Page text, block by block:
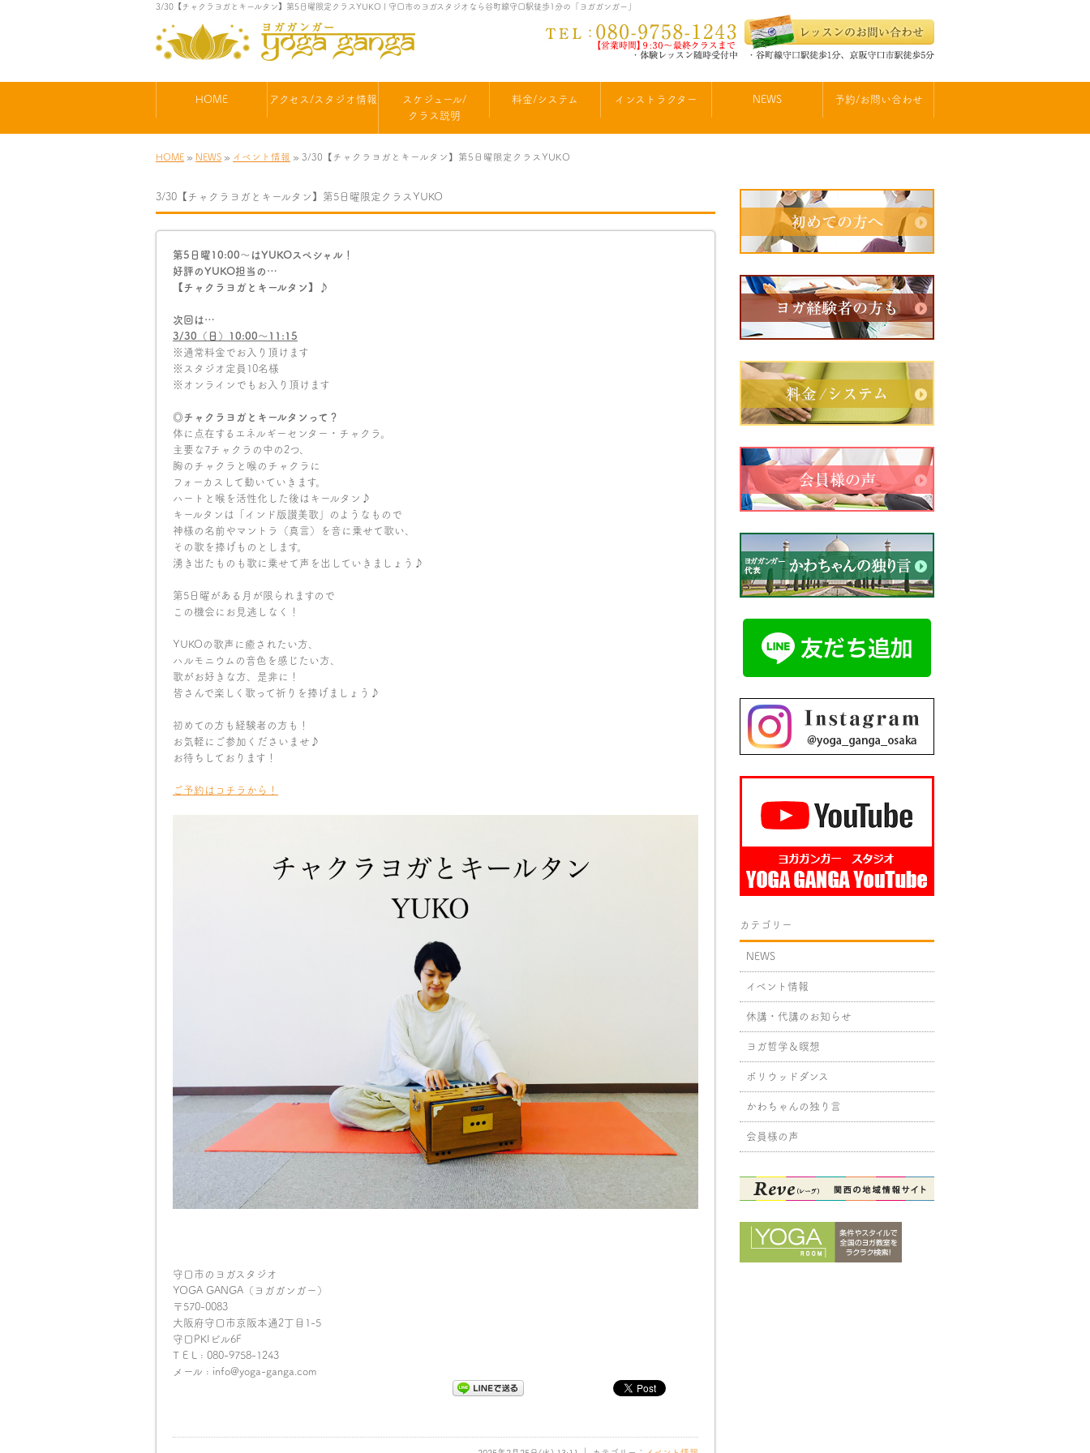
3/30【チャクラヨガとキールタン】第5日曜限定クラスYUKO | 守口市のヨガスタジオなら谷町線守口駅徒歩1分の「ヨガガンガー」
HOME アクセス/スタジオ情報
スケジュール/
クラス説明
料金/システム インストラクター NEWS 予約/お問い合わせ
HOME » NEWS » イベント情報 » 3/30【チャクラヨガとキールタン】第5日曜限定クラスYUKO
3/30【チャクラヨガとキールタン】第5日曜限定クラスYUKO
第5日曜10:00〜はYUKOスペシャル！
好評のYUKO担当の…
【チャクラヨガとキールタン】♪
次回は…
3/30 （日） 10:00〜 11:15
※通常料金でお入り頂けます
※スタジオ定員10名様
※オンラインでもお入り頂けます
◎チャクラヨガとキールタンって？
体に点在するエネルギーセンター・チャクラ。
主要な7チャクラの中の2つ、
胸のチャクラと喉のチャクラに
フォーカスして動いていきます。
ハートと喉を活性化した後はキールタン♪
キールタンは「インド版讃美歌」のようなもので
神様の名前やマントラ（真言）を音に乗せて歌い、
その歌を捧げものとします。
湧き出たものも歌に乗せて声を出していきましょう♪
第5日曜がある月が限られますので
この機会にお見逃しなく！
YUKOの歌声に癒されたい方、
ハルモニウムの音色を感じたい方、
歌がお好きな方、是非に！
皆さんで楽しく歌って祈りを捧げましょう♪
初めての方も経験者の方も！
お気軽にご参加くださいませ♪
お待ちしております！
ご予約はコチラから！
守口市のヨガスタジオ
YOGA GANGA（ヨガガンガー）
〒570-0083
大阪府守口市京阪本通2丁目1-5
守口PKIビル6F
T E L : 080-9758-1243
メール : info@yoga-ganga.com
カテゴリー
NEWS
イベント情報
休講・代講のお知らせ
ヨガ哲学＆瞑想
ボリウッドダンス
かわちゃんの独り言
会員様の声